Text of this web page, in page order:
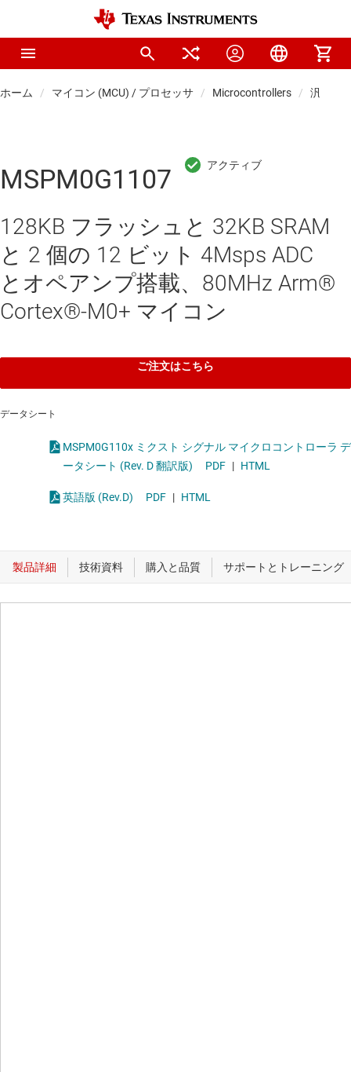
ホーム マイコン (MCU) / プロセッサ Microcontrollers 汎用マ
MSPM0G1107
128KB フラッシュと 32KB SRAM
と 2 個の 12 ビット 4Msps ADC
とオペアンプ搭載、80MHz Arm®
Cortex®-M0+ マイコン
ご注文はこちら
データシート
MSPM0G110x ミクスト シグナル マイクロコントローラ デ
ータシート (Rev. D 翻訳版)
PDF | HTML
英語版 (Rev.D) PDF | HTML